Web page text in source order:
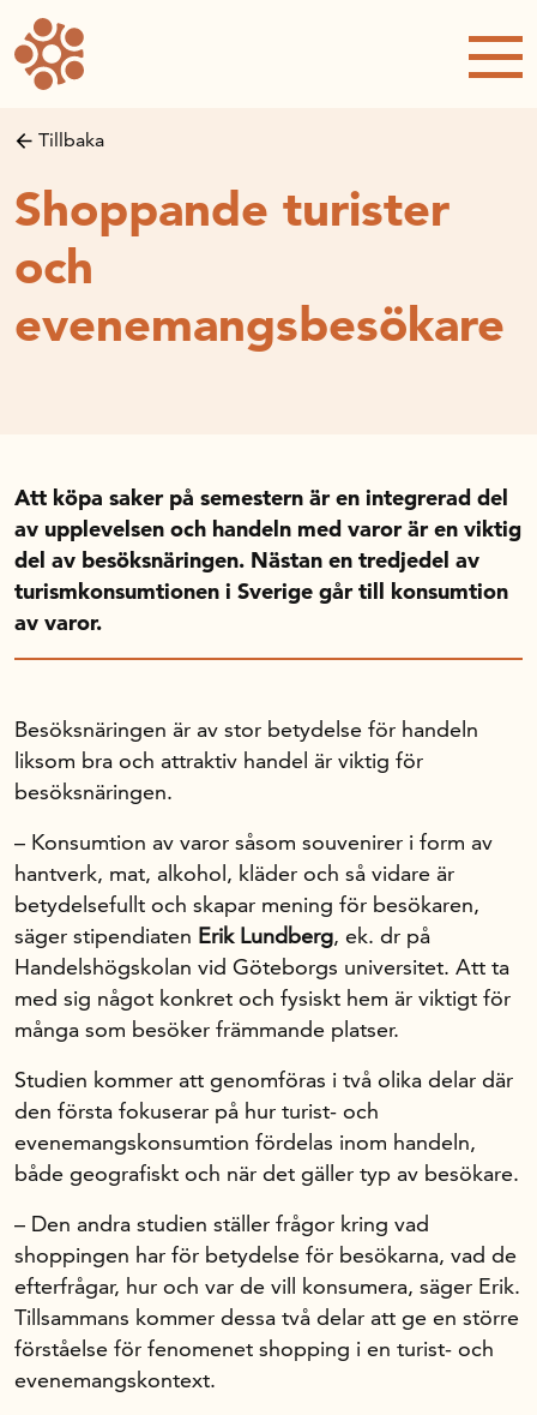
Forskning och utveckling
Forskningsprojekt
Rapporter och publikationer
NRWC – Nordic Retail and Wholesale
conference
Strategi och utveckling
innovationspropositionen
Forskningsprojekt
Postdoc-stöd
Handelns studentuppsatspris
Infrastrukturellt stöd
Planeringsanslag
Unga forskare
Forskningssatsningar
Kompetens och omställning
Handelns ekonomiska råd
Kalender
Om oss
Handelsfakta.se
In English
Tillbaka
Shoppande turister
och
evenemangsbesökare
Besöksnäringen är av stor betydelse för handeln
liksom bra och attraktiv handel är viktig för
besöksnäringen.
– Konsumtion av varor såsom souvenirer i form av
hantverk, mat, alkohol, kläder och så vidare är
betydelsefullt och skapar mening för besökaren,
säger stipendiaten Erik Lundberg, ek. dr på
Handelshögskolan vid Göteborgs universitet. Att ta
med sig något konkret och fysiskt hem är viktigt för
många som besöker främmande platser.
Studien kommer att genomföras i två olika delar där
den första fokuserar på hur turist- och
evenemangskonsumtion fördelas inom handeln,
både geografiskt och när det gäller typ av besökare.
– Den andra studien ställer frågor kring vad
shoppingen har för betydelse för besökarna, vad de
efterfrågar, hur och var de vill konsumera, säger Erik.
Tillsammans kommer dessa två delar att ge en större
förståelse för fenomenet shopping i en turist- och
evenemangskontext.
Att köpa saker på semestern är en integrerad del
av upplevelsen och handeln med varor är en viktig
del av besöksnäringen. Nästan en tredjedel av
turismkonsumtionen i Sverige går till konsumtion
av varor.